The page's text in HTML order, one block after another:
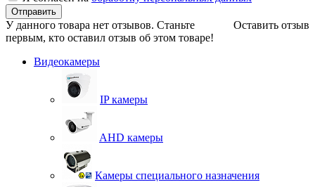
Отправить
Оставить отзыв
У данного товара нет отзывов. Станьте
первым, кто оставил отзыв об этом товаре!
Видеокамеры
IP камеры
AHD камеры
Камеры специального назначения